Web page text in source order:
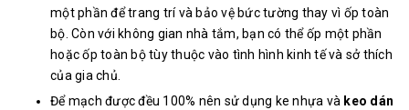
một phần để trang trí và bảo vệ bức tường thay vì ốp toàn
bộ. Còn với không gian nhà tắm, bạn có thể ốp một phần
hoặc ốp toàn bộ tùy thuộc vào tình hình kinh tế và sở thích
của gia chủ.
Để mạch được đều 100% nên sử dụng ke nhựa và keo dán